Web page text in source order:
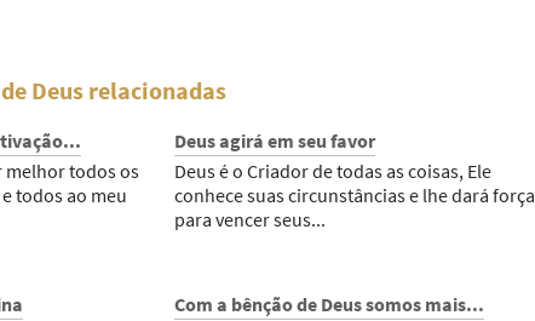
Deus relacionadas
melhor todos os
todos ao meu
Deus agirá em seu favor
Deus é o Criador de todas as coisas, Ele
conhece suas circunstâncias e lhe dará força
para vencer seus...
Com a bênção de Deus somos mais...